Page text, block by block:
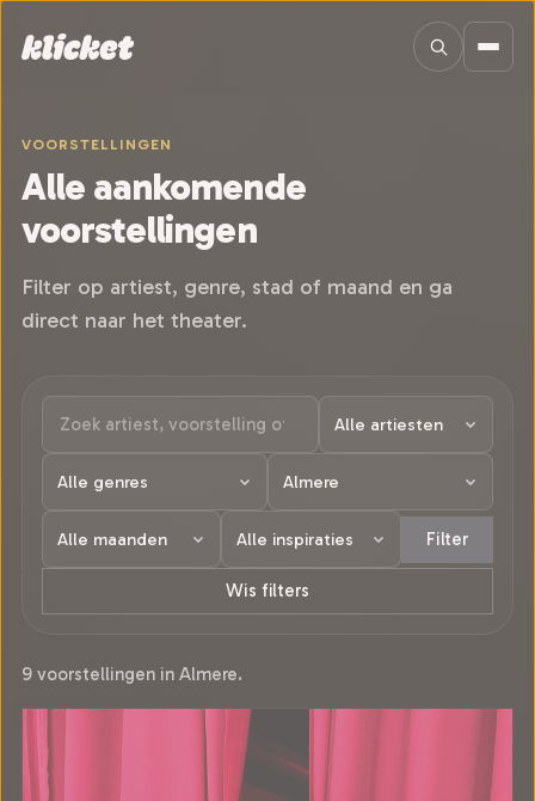
VOORSTELLINGEN
Alle aankomende
voorstellingen
Filter op artiest, genre, stad of maand en ga
direct naar het theater.
Filter
Wis filters
9 voorstellingen in Almere.